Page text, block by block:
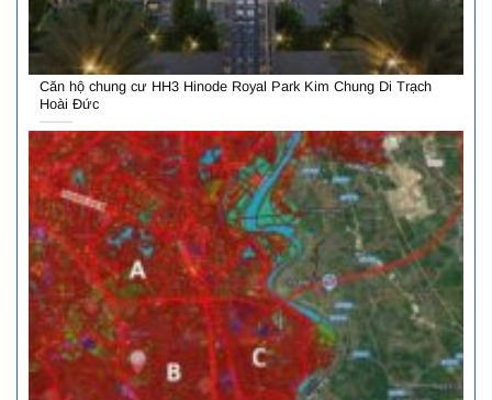
Căn hộ chung cư HH3 Hinode Royal Park Kim Chung Di Trạch
Hoài Đức